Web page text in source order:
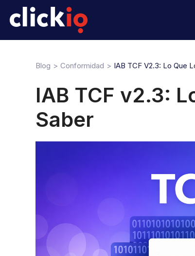
Blog Conformidad IAB TCF V2.3: Lo Que
IAB TCF v2.3:
Saber